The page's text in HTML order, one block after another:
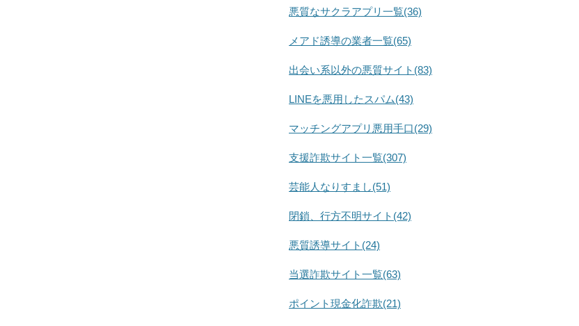
悪質なサクラアプリ一覧(36)
メアド誘導の業者一覧(65)
出会い系以外の悪質サイト(83)
LINEを悪用したスパム(43)
マッチングアプリ悪用手口(29)
支援詐欺サイト一覧(307)
芸能人なりすまし(51)
閉鎖、行方不明サイト(42)
悪質誘導サイト(24)
当選詐欺サイト一覧(63)
ポイント現金化詐欺(21)